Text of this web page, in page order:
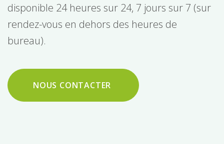
disponible 24 heures sur 24, 7 jours sur 7 (sur
rendez-vous en dehors des heures de
bureau).
NOUS CONTACTER